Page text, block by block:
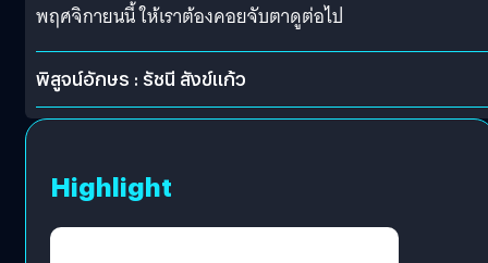
พฤศจิกายนนี้ ให้เราต้องคอยจับตาดูต่อไป
พิสูจน์อักษร : รัชนี สังข์แก้ว
Highlight